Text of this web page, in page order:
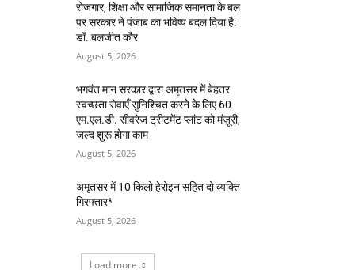
रोजगार, शिक्षा और सामाजिक समानता के बल
पर सरकार ने पंजाब का भविष्य बदल दिया है:
डॉ. बलजीत कौर
August 5, 2026
भगवंत मान सरकार द्वारा अमृतसर में बेहतर
स्वच्छता सेवाएँ सुनिश्चित करने के लिए 60
एम.एल.डी. सीवरेज ट्रीटमेंट प्लांट को मंज़ूरी,
जल्द शुरू होगा काम
August 5, 2026
अमृतसर में 10 किलो हेरोइन सहित दो व्यक्ति
गिरफ्तार*
August 5, 2026
Load more